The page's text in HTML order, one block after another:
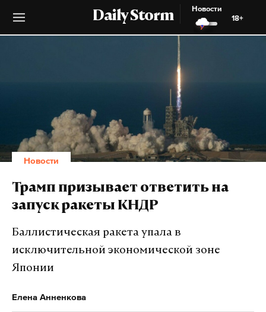
Daily Storm
Новости
18+
Новости
Трамп призывает ответить на
запуск ракеты КНДР
Баллистическая ракета упала в
исключительной экономической зоне
Японии
Елена Анненкова